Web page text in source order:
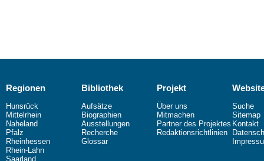
Regionen
Hunsrück
Mittelrhein
Naheland
Pfalz
Rheinhessen
Rhein-Lahn
Saarland
Bibliothek
Aufsätze
Biographien
Ausstellungen
Recherche
Glossar
Projekt
Über uns
Mitmachen
Partner des Projektes
Redaktionsrichtlinien
Suche
Sitemap
Kontakt